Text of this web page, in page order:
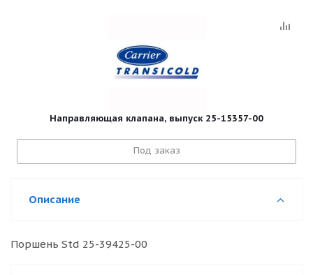
Направляющая клапана, выпуск 25-15357-00
Под заказ
Описание
Поршень Std 25-39425-00